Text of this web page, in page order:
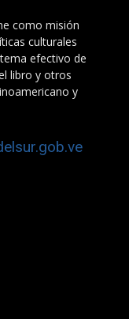
como misión
culturales
efectivo de
libro y otros
y